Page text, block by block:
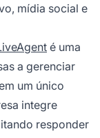
mídia social e
é uma
a gerenciar
um único
integre
responder